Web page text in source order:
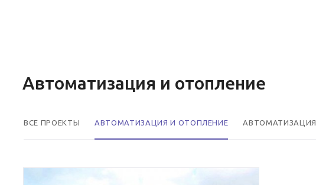
Автоматизация и отопление
ВСЕ ПРОЕКТЫ АВТОМАТИЗАЦИЯ И ОТОПЛЕНИЕ АВТОМАТИЗАЦИЯ